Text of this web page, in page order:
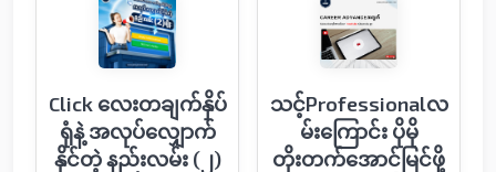
Click လေးတချက်နှိပ်
ရုံနဲ့ အလုပ်လျှောက်
နိုင်တဲ့ နည်းလမ်း (၂)
သင့်Professionalလ
မ်းကြောင်း ပိုမို
တိုးတက်အောင်မြင်ဖို့